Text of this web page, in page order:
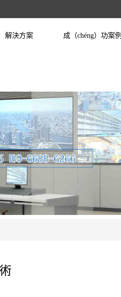
解決方案 成（chéng）功案例